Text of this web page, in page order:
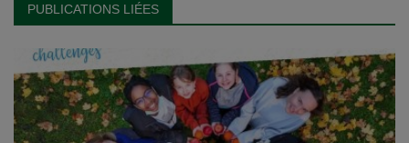
PUBLICATIONS LIÉES